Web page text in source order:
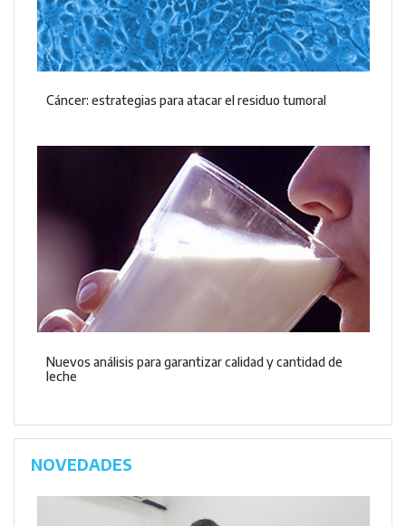
Cáncer: estrategias para atacar el residuo tumoral
Nuevos análisis para garantizar calidad y cantidad de
leche
NOVEDADES